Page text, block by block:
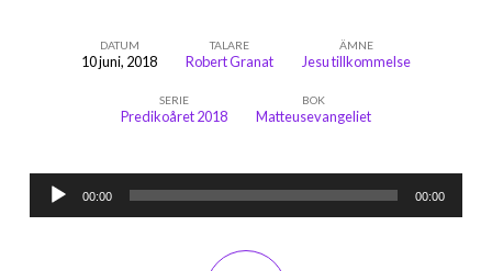
DATUM
10 juni, 2018
TALARE
Robert Granat
ÄMNE
Jesu tillkommelse
SERIE
Predikoåret 2018
BOK
Matteusevangeliet
Ljudspelare
00:00 00:00